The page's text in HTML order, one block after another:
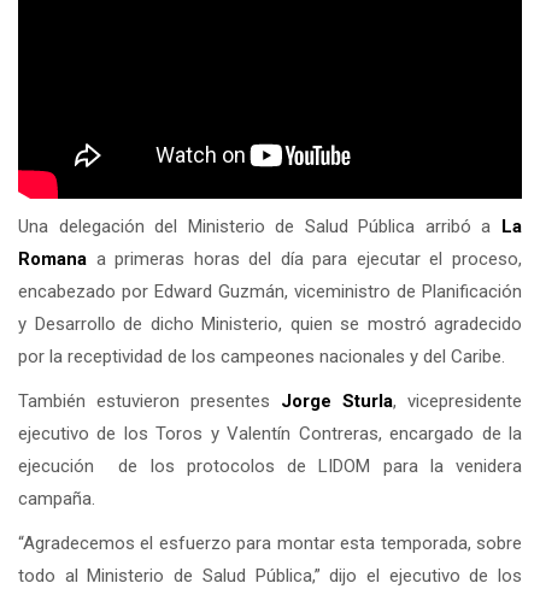
Una delegación del Ministerio de Salud Pública arribó a
La
Romana a primeras horas del día para ejecutar el proceso,
encabezado por Edward Guzmán, viceministro de Planificación
y Desarrollo de dicho Ministerio, quien se mostró agradecido
por la receptividad de los campeones nacionales y del Caribe.
También estuvieron presentes Jorge Sturla, vicepresidente
ejecutivo de los Toros y Valentín Contreras, encargado de la
ejecución de los protocolos de LIDOM para la venidera
campaña.
“Agradecemos el esfuerzo para montar esta temporada, sobre
todo al Ministerio de Salud Pública,” dijo el ejecutivo de los